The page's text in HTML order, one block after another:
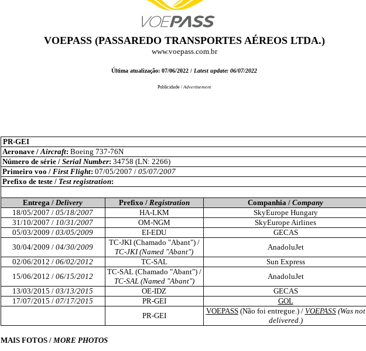
VOEPASS (PASSAREDO TRANSPORTES AÉREOS LTDA.)
www.voepass.com.br
Última atualização: 07/06/2022 / Latest update: 06/07/2022
Publicidade /Advertisement
PR-GEI
Aeronave /Aircraft: Boeing 737-76N
Número de série / Serial Number: 34758 (LN: 2266)
Primeiro voo / First Flight: 07/05/2007 / 05/07/2007
Prefixo de teste /Test registration:
Entrega / Delivery Prefixo / Registration Companhia / Company
18/05/2007 / 05/18/2007 HA-LKM
SkyEurope Hungary
31/10/2007 / 10/31/2007 OM-NGM
SkyEurope Airlines
05/03/2009 / 03/05/2009 EI-EDU
GECAS
30/04/2009 / 04/30/2009
TC-JKI (Chamado "Abant") /
TC-JKI (Named "Abant")
AnadoluJet
02/06/2012 / 06/02/2012 TC-SAL
Sun Express
15/06/2012 / 06/15/2012
TC-SAL (Chamado "Abant") /
TC-SAL (Named "Abant")
AnadoluJet
13/03/2015 / 03/13/2015 OE-IDZ
GECAS
17/07/2015 / 07/17/2015 PR-GEI
GOL
PR-GEI
VOEPASS(Não foi entregue.) / VOEPASS(Was not
delivered.)
MAIS FOTOS / MORE PHOTOS